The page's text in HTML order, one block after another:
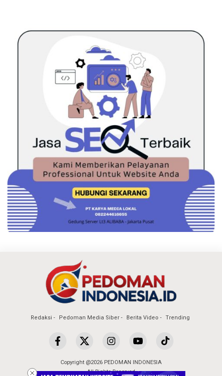
Redaksi Pedoman Media Siber Berita Video Trending
Copyright @2026 PEDOMAN INDONESIA
All Rights Reserved